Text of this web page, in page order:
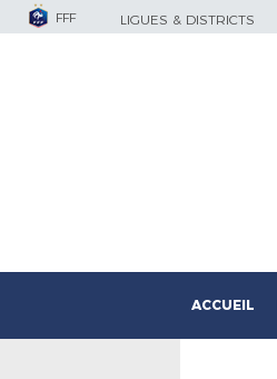
FFF LIGUES & DISTRICTS
ACCUEIL